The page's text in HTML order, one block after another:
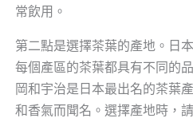
常飲用。
第二點是選擇茶葉的產地。日
每個產區的茶葉都具有不同的
岡和宇治是日本最出名的茶葉
和香氣而聞名。選擇產地時，